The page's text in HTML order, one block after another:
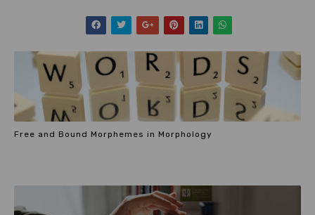
Free and Bound Morphemes in Morphology